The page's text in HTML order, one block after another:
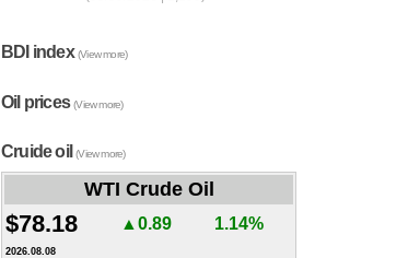
BDI index(View more)
Oil prices(View more)
Cruide oil(View more)
WTI Crude Oil
$78.18 ▲0.89 1.14%
2026.08.08